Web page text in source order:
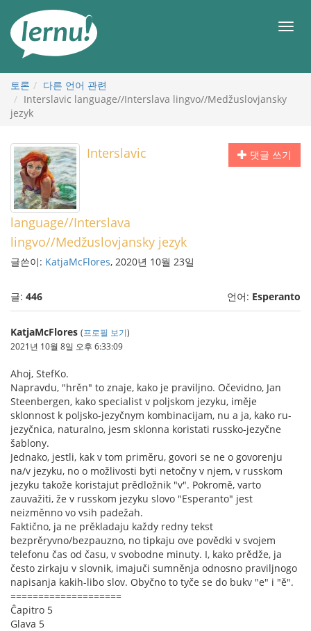
메
토론
다른 언어 관련
Interslavic language//Interslava lingvo//Medžuslovjansky
jezyk
댓글 쓰기
Interslavic
language//Interslava
lingvo//Medžuslovjansky jezyk
글쓴이: KatjaMcFlores, 2020년 10월 23일
글: 446 언어: Esperanto
KatjaMcFlores (프로필 보기)
2021년 10월 8일 오후 6:33:09
Ahoj, StefKo.
Napravdu, "hrěn" to znaje, kako je praviljno. Očevidno, Jan
Steenbergen, kako specialist v poljskom jezyku, iměje
sklonnost k poljsko-jezyčnym kombinacijam, nu a ja, kako ru-
jezyčnica, naturalno, jesm sklonna koristati russko-jezyčne
šablony.
Jednako, jestli, kak v tom priměru, govori se ne o govorenju
na/v jezyku, no o možlivosti byti netočny v njem, v russkom
jezyku takože koristajut prědložnik "v". Pokromě, varto
zauvažiti, že v russkom jezyku slovo "Esperanto" jest
neizměnno vo vsih padežah.
Faktično, ja ne prěkladaju každy redny tekst
bezprěryvno/bezpauzno, no tipkaju ove povědki v svojem
telefonu čas od času, v svobodne minuty. I, kako prědže, ja
često zirkaju v slovnik, imajuči sumněnja odnosno praviljnogo
napisanja kakih-libo slov. Obyčno to tyče se do bukv "e" i "ě".
====================
Ĉapitro 5
Glava 5